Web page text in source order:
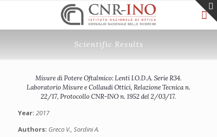
Scientific Results
Misure di Potere Oftalmico: Lenti I.O.D.A. Serie R34.
Laboratorio Misure e Collaudi Ottici, Relazione Tecnica n.
22/17, Protocollo CNR-INO n. 1952 del 2/03/17.
Year: 2017
Authors: Greco V., Sordini A.